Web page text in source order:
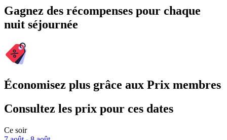
Gagnez des récompenses pour chaque
nuit séjournée
Économisez plus grâce aux Prix membres
Consultez les prix pour ces dates
Ce soir